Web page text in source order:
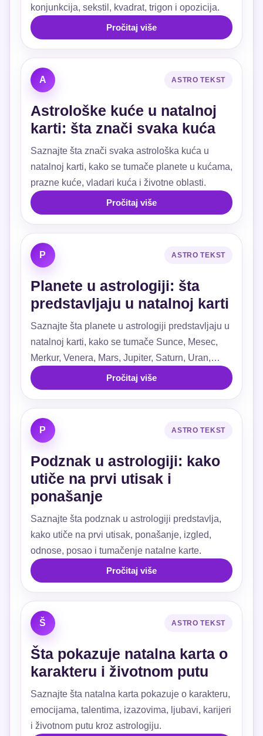
konjunkcija, sekstil, kvadrat, trigon i opozicija.
Pročitaj više
A ASTRO TEKST
Astrološke kuće u natalnoj
karti: šta znači svaka kuća
Saznajte šta znači svaka astrološka kuća u
natalnoj karti, kako se tumače planete u kućama,
prazne kuće, vladari kuća i životne oblasti.
Pročitaj više
P ASTRO TEKST
Planete u astrologiji: šta
predstavljaju u natalnoj karti
Saznajte šta planete u astrologiji predstavljaju u
natalnoj karti, kako se tumače Sunce, Mesec,
Merkur, Venera, Mars, Jupiter, Saturn, Uran,
Neptun i Pluton.
Pročitaj više
P ASTRO TEKST
Podznak u astrologiji: kako
utiče na prvi utisak i
ponašanje
Saznajte šta podznak u astrologiji predstavlja,
kako utiče na prvi utisak, ponašanje, izgled,
odnose, posao i tumačenje natalne karte.
Pročitaj više
Š ASTRO TEKST
Šta pokazuje natalna karta o
karakteru i životnom putu
Saznajte šta natalna karta pokazuje o karakteru,
emocijama, talentima, izazovima, ljubavi, karijeri
i životnom putu kroz astrologiju.